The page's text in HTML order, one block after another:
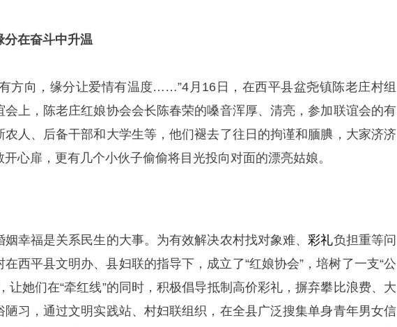
分在奋斗中升温
方向，缘分让爱情有温度……”4月16日，在西平县盆尧镇陈老庄村组
会上，陈老庄红娘协会会长陈春荣的嗓音浑厚、清亮，参加联谊会的有
农人、后备干部和大学生等，他们褪去了往日的拘谨和腼腆，大家济济
心扉，更有几个小伙子偷偷将目光投向对面的漂亮姑娘。
姻幸福是关系民生的大事。为有效解决农村找对象难、彩礼负担重等问
在西平县文明办、县妇联的指导下，成立了“红娘协会”，培树了一支“公
让她们在“牵红线”的同时，积极倡导抵制高价彩礼，摒弃攀比浪费、大
陋习，通过文明实践站、村妇联组织，在全县广泛搜集单身青年男女信